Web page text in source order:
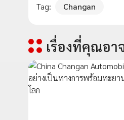
Tag: Changan
เรื่องที่คุณอา